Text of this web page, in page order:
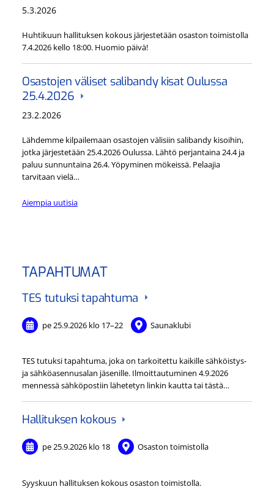
5.3.2026
Huhtikuun hallituksen kokous järjestetään osaston toimistolla
7.4.2026 kello 18:00. Huomio päivä!
Osastojen väliset salibandy kisat Oulussa
25.4.2026
23.2.2026
Lähdemme kilpailemaan osastojen välisiin salibandy kisoihin,
jotka järjestetään 25.4.2026 Oulussa. Lähtö perjantaina 24.4 ja
paluu sunnuntaina 26.4. Yöpyminen mökeissä. Pelaajia
tarvitaan vielä…
Aiempia uutisia
TAPAHTUMAT
TES tutuksi tapahtuma
pe 25.9.2026 klo 17–22 Saunaklubi
TES tutuksi tapahtuma, joka on tarkoitettu kaikille sähköistys-
ja sähköasennusalan jäsenille. Ilmoittautuminen 4.9.2026
mennessä sähköpostiin lähetetyn linkin kautta tai tästä…
Hallituksen kokous
pe 25.9.2026 klo 18 Osaston toimistolla
Syyskuun hallituksen kokous osaston toimistolla.